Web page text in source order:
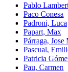
Pablo
Paco Conesa
Padroni, Luca
Papart, Max
Párraga, Jose
Pascual,
Patricia
Pau, Carmen